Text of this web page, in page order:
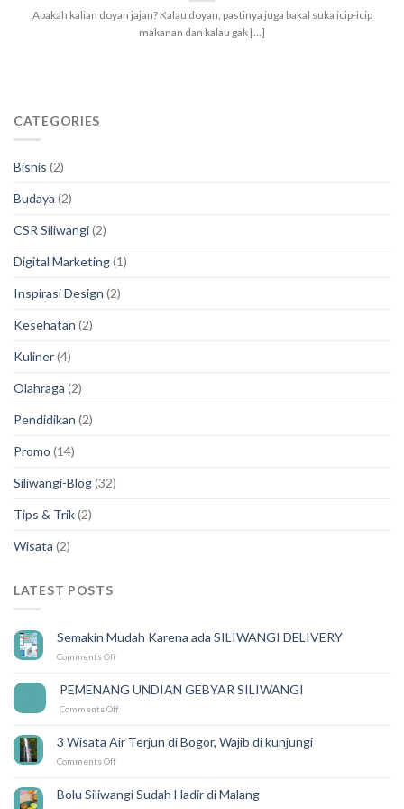
CATEGORIES
Bisnis (2)
Budaya (2)
CSR Siliwangi(2)
Digital Marketing(1)
Inspirasi Design (2)
Kesehatan (2)
Kuliner(4)
Olahraga (2)
Pendidikan (2)
Promo (14)
Siliwangi-Blog(32)
Tips & Trik(2)
Wisata (2)
LATEST POSTS
Semakin Mudah Karena ada SILIWANGI DELIVERY
Comments Offon
Karena
ada
DELIVERY
PEMENANG UNDIAN GEBYAR SILIWANGI
Comments Offon
GEBYAR
3 Wisata Air Terjun di Bogor, Wajib di kunjungi
Comments Offon
Air
Bolu Siliwangi Sudah Hadir di Malang
Apakah kalian doyan jajan? Kalau doyan, pastinya juga bakal suka icip-icip
makanan dan kalau gak [...]